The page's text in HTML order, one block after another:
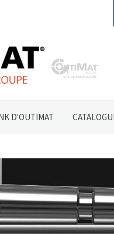
D'OUTIMAT